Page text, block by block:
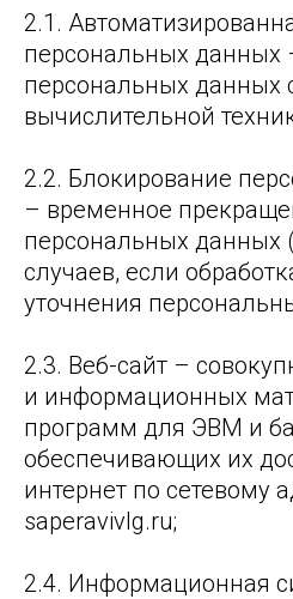
2.1.
персональных данных
персональных данных
вычислительной
2.2. Блокирование
– временное
персональных данных
случаев, если
уточнения
2.3. Веб-сайт –
и информационных
программ для ЭВМ и
обеспечивающих их
интернет по сетевому
saperavivlg.ru;
2.4. Информационная